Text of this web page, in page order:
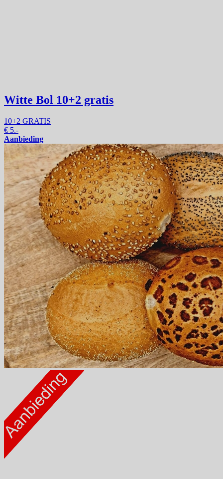
Witte Bol 10+2 gratis
10+2 GRATIS
€ 5.-
Aanbieding